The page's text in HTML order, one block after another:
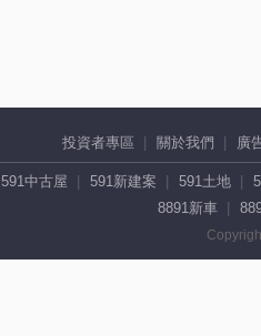
投資者專區 關於我們 廣
591中古屋 591新建案 591土地
8891新車